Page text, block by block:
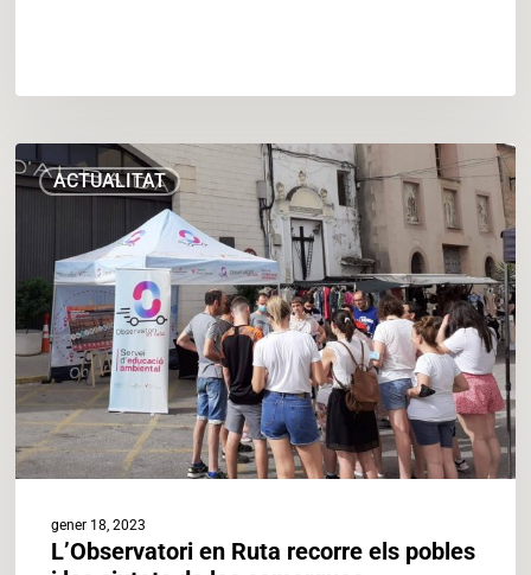
ACTUALITAT
L’Observatori
en
pobles
i
ciutats
de
les
comarques
gener 18, 2023
L’Observatori en Ruta recorre els pobles